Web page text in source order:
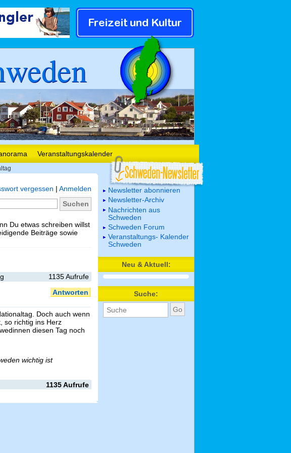
Veranstaltungskalender
vergessen | Anmelden
Du etwas schreiben willst
Beiträge sowie
1135 Aufrufe
Antworten
Doch auch wenn
so richtig ins Herz
diesen Tag noch
wichtig ist
1135 Aufrufe
Newsletter abonnieren
Newsletter-Archiv
Nachrichten aus
Schweden
Schweden Forum
Veranstaltungs- Kalender
Schweden
Neu & Aktuell:
Suche: